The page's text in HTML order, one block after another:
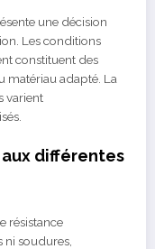
une décision
Les conditions
constituent des
matériau adapté. La
varient
aux différentes
résistance
soudures,